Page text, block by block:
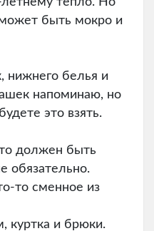
быть мокро и
нижнего белья и
напоминаю, но
это взять.
должен быть
обязательно.
то сменное из
куртка и брюки.